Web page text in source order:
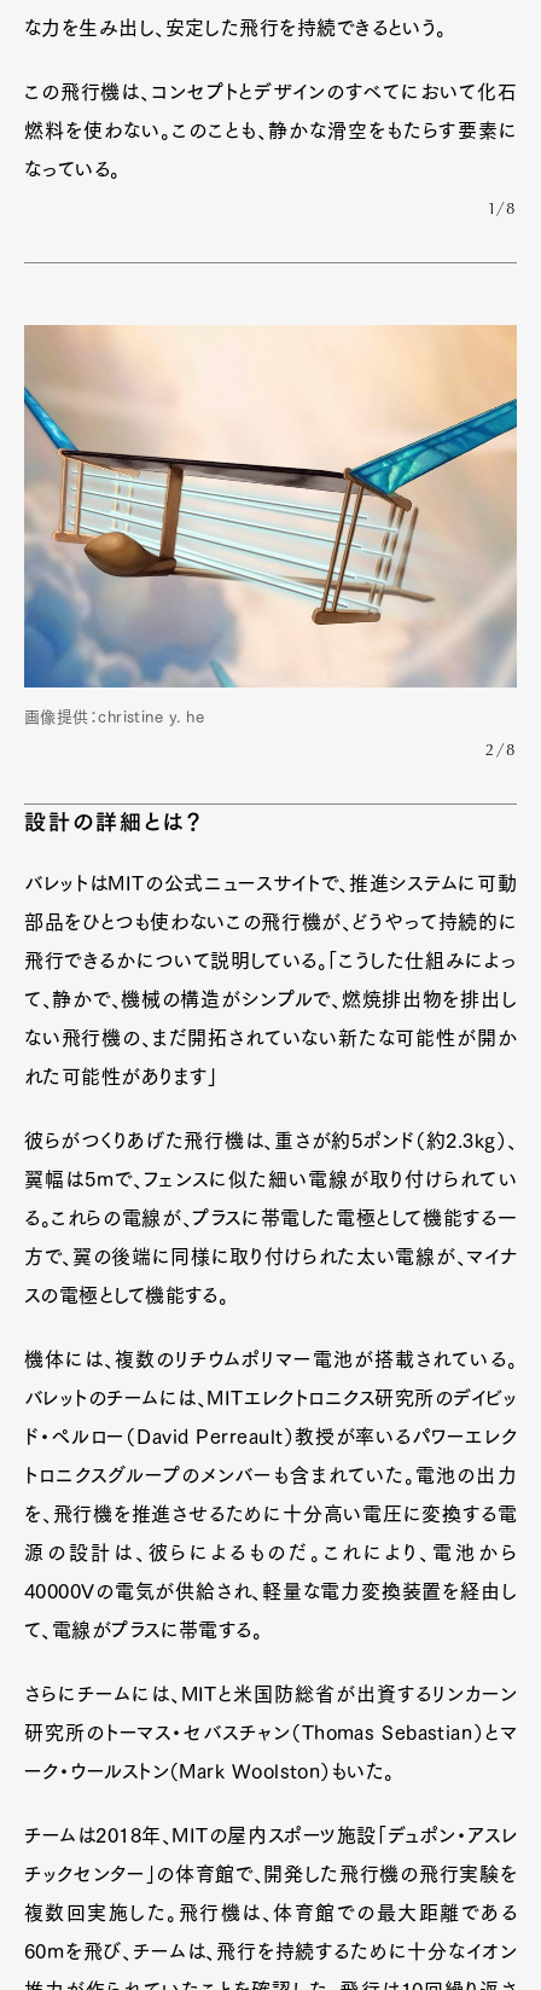
な力を生み出し、安定した飛行を持続できるという。
この飛行機は、コンセプトとデザインのすべてにおいて化石
燃料を使わない。このことも、静かな滑空をもたらす要素に
なっている。
1/8
画像提供：christine y. he
2/8
設計の詳細とは？
バレットはMITの公式ニュースサイトで、推進システムに可動
部品をひとつも使わないこの飛行機が、どうやって持続的に
飛行できるかについて説明している。「こうした仕組みによっ
て、静かで、機械の構造がシンプルで、燃焼排出物を排出し
ない飛行機の、まだ開拓されていない新たな可能性が開か
れた可能性があります」
彼らがつくりあげた飛行機は、重さが約5ポンド（約2.3kg）、
翼幅は5mで、フェンスに似た細い電線が取り付けられてい
る。これらの電線が、プラスに帯電した電極として機能する一
方で、翼の後端に同様に取り付けられた太い電線が、マイナ
スの電極として機能する。
機体には、複数のリチウムポリマー電池が搭載されている。
バレットのチームには、MITエレクトロニクス研究所のデイビッ
ド・ペルロー（David Perreault）教授が率いるパワーエレク
トロニクスグループのメンバーも含まれていた。電池の出力
を、飛行機を推進させるために十分高い電圧に変換する電
源の設計は、彼らによるものだ。これにより、電池から
40000Vの電気が供給され、軽量な電力変換装置を経由し
て、電線がプラスに帯電する。
さらにチームには、MITと米国防総省が出資するリンカーン
研究所のトーマス・セバスチャン（Thomas Sebastian）とマ
ーク・ウールストン（Mark Woolston）もいた。
チームは2018年、MITの屋内スポーツ施設「デュポン・アスレ
チックセンター」の体育館で、開発した飛行機の飛行実験を
複数回実施した。飛行機は、体育館での最大距離である
60mを飛び、チームは、飛行を持続するために十分なイオン